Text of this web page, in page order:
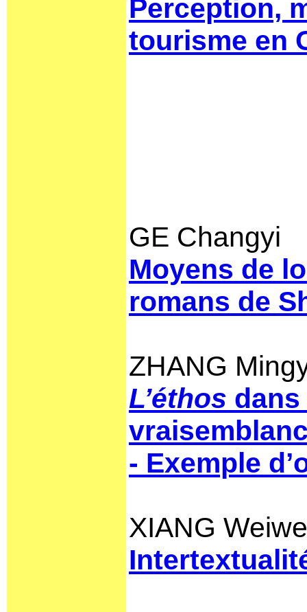
Perception,
tourisme en
GE Changyi
Moyens de
romans de
ZHANG
L’éthos
- Exemple
XIANG